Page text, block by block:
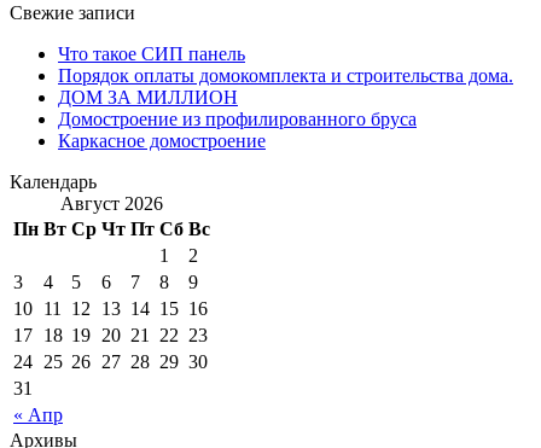
Свежие записи
Что такое СИП панель
Порядок оплаты домокомплекта и строительства дома.
ДОМ ЗА МИЛЛИОН
Домостроение из профилированного бруса
Каркасное домостроение
Календарь
Август 2026
Пн Вт Ср Чт Пт Сб Вс
« Апр
1
2
3
4 5 6 7 8
9
10 11 12 13 14 15 16
17 18 19 20 21 22 23
24 25 26 27 28 29 30
31
Архивы